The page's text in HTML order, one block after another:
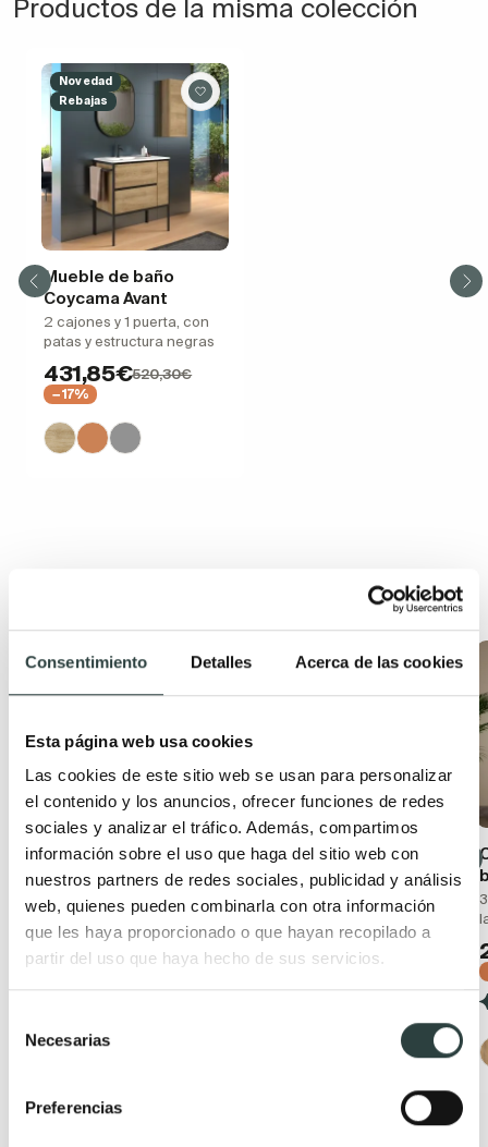
Consentimiento Detalles Acerca de las cookies
Esta página web usa cookies
Las cookies de este sitio web se usan para personalizar
el contenido y los anuncios, ofrecer funciones de redes
sociales y analizar el tráfico. Además, compartimos
información sobre el uso que haga del sitio web con
nuestros partners de redes sociales, publicidad y análisis
web, quienes pueden combinarla con otra información
que les haya proporcionado o que hayan recopilado a
partir del uso que haya hecho de sus servicios.
Necesarias
Preferencias
Productos de la misma colección
Novedad
Rebajas
Mueble de baño
Coycama Avant
2 cajones y 1 puerta, con
patas y estructura negras
431,85€520,30€
−17%
Oferta
Conjunto mueble de
baño moderno
Bruntec Boston
cerámico y 2 cajones con
cierre amortiguado
199,43€297,66€
Oferta
Mueble de baño con
encimera de madera
Bruntec Coban
suspendido
229,56€
−32%